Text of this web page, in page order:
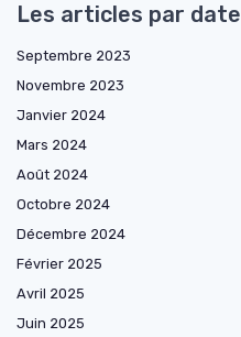
Les articles par date
Septembre 2023
Novembre 2023
Janvier 2024
Mars 2024
Août 2024
Octobre 2024
Décembre 2024
Février 2025
Avril 2025
Juin 2025